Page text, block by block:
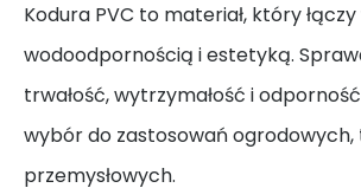
Kodura PVC to materiał, który
wodoodpornością i estetyką.
trwałość, wytrzymałość i
wybór do zastosowań
przemysłowych.